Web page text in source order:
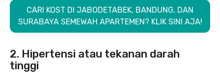
CARI KOST DI JABODETABEK, BANDUNG, DAN
SURABAYA SEMEWAH APARTEMEN? KLIK SINI AJA!
2. Hipertensi atau tekanan darah
tinggi